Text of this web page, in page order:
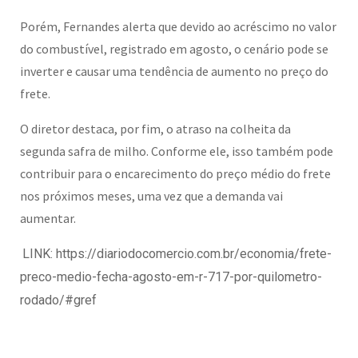
Porém, Fernandes alerta que devido ao acréscimo no valor
do combustível, registrado em agosto, o cenário pode se
inverter e causar uma tendência de aumento no preço do
frete.
O diretor destaca, por fim, o atraso na colheita da
segunda safra de milho. Conforme ele, isso também pode
contribuir para o encarecimento do preço médio do frete
nos próximos meses, uma vez que a demanda vai
aumentar.
LINK: https://diariodocomercio.com.br/economia/frete-
preco-medio-fecha-agosto-em-r-717-por-quilometro-
rodado/#gref